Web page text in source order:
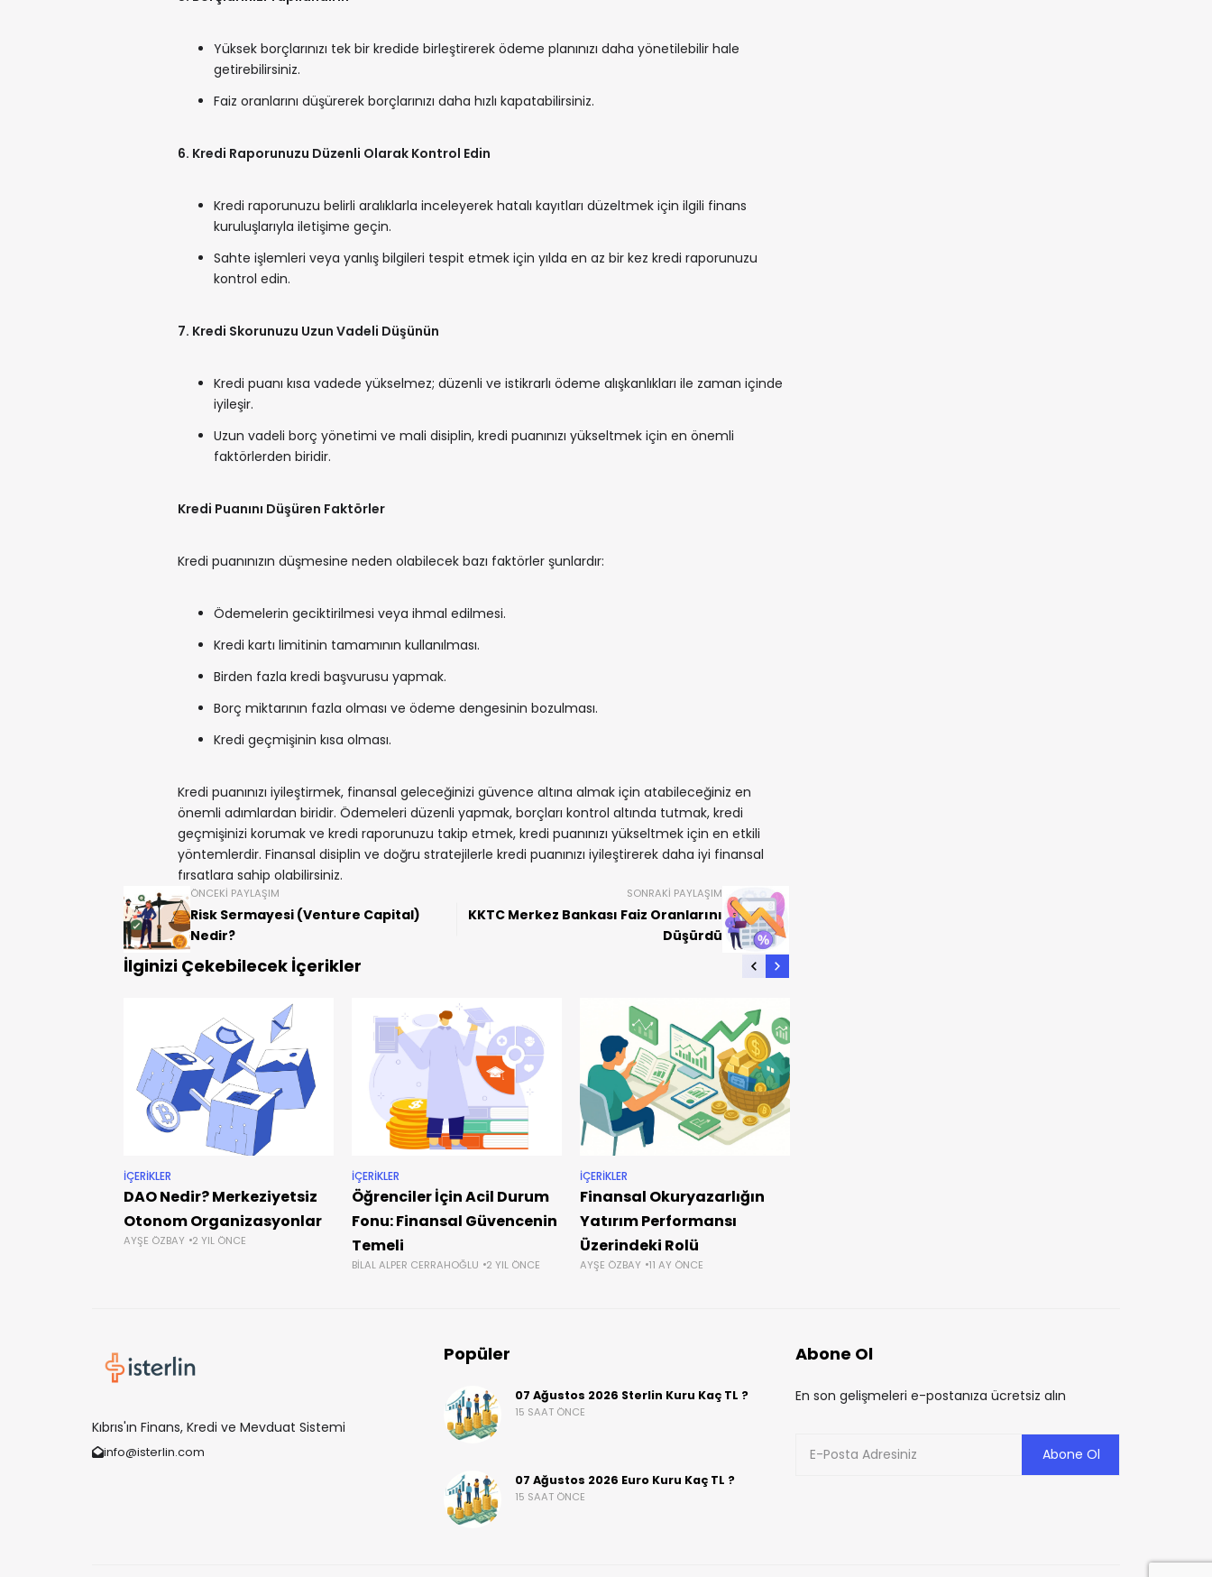
Yüksek borçlarınızı tek bir kredide birleştirerek ödeme planınızı daha yönetilebilir hale
getirebilirsiniz.
Faiz oranlarını düşürerek borçlarınızı daha hızlı kapatabilirsiniz.
6. Kredi Raporunuzu Düzenli Olarak Kontrol Edin
Kredi raporunuzu belirli aralıklarla inceleyerek hatalı kayıtları düzeltmek için ilgili finans
kuruluşlarıyla iletişime geçin.
Sahte işlemleri veya yanlış bilgileri tespit etmek için yılda en az bir kez kredi raporunuzu
kontrol edin.
7. Kredi Skorunuzu Uzun Vadeli Düşünün
Kredi puanı kısa vadede yükselmez; düzenli ve istikrarlı ödeme alışkanlıkları ile zaman içinde
iyileşir.
Uzun vadeli borç yönetimi ve mali disiplin, kredi puanınızı yükseltmek için en önemli
faktörlerden biridir.
Kredi Puanını Düşüren Faktörler
Kredi puanınızın düşmesine neden olabilecek bazı faktörler şunlardır:
Ödemelerin geciktirilmesi veya ihmal edilmesi.
Kredi kartı limitinin tamamının kullanılması.
Birden fazla kredi başvurusu yapmak.
Borç miktarının fazla olması ve ödeme dengesinin bozulması.
Kredi geçmişinin kısa olması.
Kredi puanınızı iyileştirmek, finansal geleceğinizi güvence altına almak için atabileceğiniz en
önemli adımlardan biridir. Ödemeleri düzenli yapmak, borçları kontrol altında tutmak, kredi
geçmişinizi korumak ve kredi raporunuzu takip etmek, kredi puanınızı yükseltmek için en etkili
yöntemlerdir. Finansal disiplin ve doğru stratejilerle kredi puanınızı iyileştirerek daha iyi finansal
fırsatlara sahip olabilirsiniz.
ÖNCEKI PAYLAŞIM
Risk Sermayesi (Venture Capital)
Nedir?
SONRAKI PAYLAŞIM
KKTC Merkez Bankası Faiz Oranlarını
Düşürdü
İlginizi Çekebilecek İçerikler
İÇERIKLER
DAO Nedir? Merkeziyetsiz
Otonom Organizasyonlar
AYŞE ÖZBAY 2 YIL ÖNCE
İÇERIKLER
Öğrenciler İçin Acil Durum
Fonu: Finansal Güvencenin
Temeli
BILAL ALPER CERRAHOĞLU 2 YIL ÖNCE
İÇERIKLER
Finansal Okuryazarlığın
Yatırım Performansı
Üzerindeki Rolü
AYŞE ÖZBAY 11 AY ÖNCE
Kıbrıs'ın Finans, Kredi ve Mevduat Sistemi
info@isterlin.com
Popüler
07 Ağustos 2026 Sterlin Kuru Kaç TL ?
15 SAAT ÖNCE
07 Ağustos 2026 Euro Kuru Kaç TL ?
15 SAAT ÖNCE
Abone Ol
En son gelişmeleri e-postanıza ücretsiz alın